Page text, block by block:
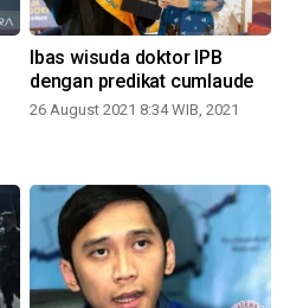
Ibas wisuda doktor IPB
dengan predikat cumlaude
26 August 2021 8:34 WIB, 2021